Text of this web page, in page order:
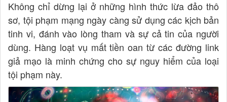
Không chỉ dừng lại ở những hình thức lừa đảo thô
sơ, tội phạm mạng ngày càng sử dụng các kịch bản
tinh vi, đánh vào lòng tham và sự cả tin của người
dùng. Hàng loạt vụ mất tiền oan từ các đường link
giả mạo là minh chứng cho sự nguy hiểm của loại
tội phạm này.